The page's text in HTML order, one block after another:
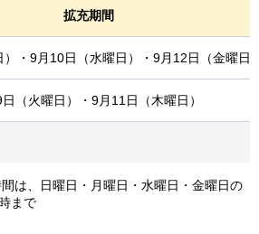
拡充期間
）・9月10日（水曜日）・9月12日（金曜日
（火曜日）・9月11日（木曜日）
は、日曜日・月曜日・水曜日・金曜日の
まで